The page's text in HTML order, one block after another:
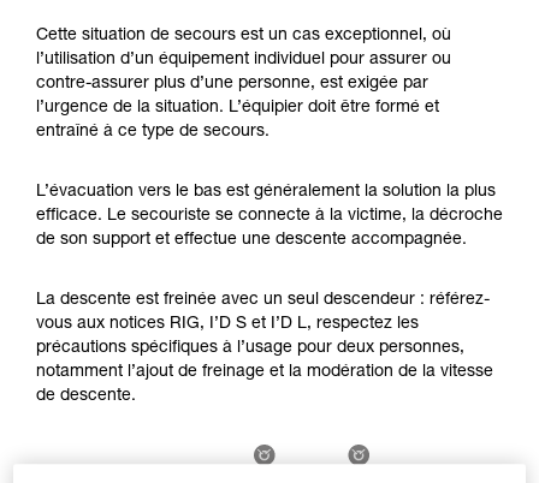
informations de la notice technique pour
pouvoir comprendre ce complément
d’informations.
Maîtriser ces techniques nécessite une
formation et un entraînement spécifique. Validez
la manipulation, seul, en toute sécurité, avant
de la reproduire en autonomie.
Nous donnons des exemples de techniques
Cette situation de secours est un cas exceptionnel, où
l’utilisation d’un équipement individuel pour assurer ou
contre-assurer plus d’une personne, est exigée par
l’urgence de la situation. L’équipier doit être formé et
entraîné à ce type de secours.
L’évacuation vers le bas est généralement la solution la plus
efficace. Le secouriste se connecte à la victime, la décroche
de son support et effectue une descente accompagnée.
La descente est freinée avec un seul descendeur : référez-
vous aux notices RIG, I’D S et I’D L, respectez les
précautions spécifiques à l’usage pour deux personnes,
notamment l’ajout de freinage et la modération de la vitesse
de descente.